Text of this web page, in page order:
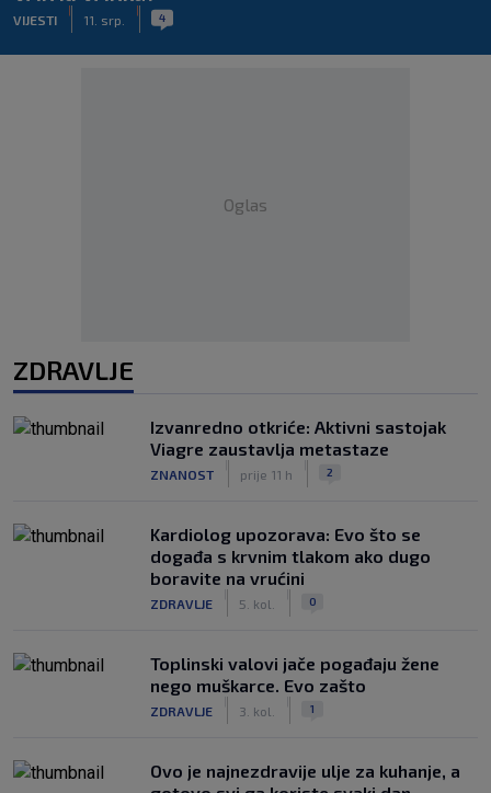
VIJESTI 11. srp. 4
Oglas
ZDRAVLJE
Izvanredno otkriće: Aktivni sastojak
Viagre zaustavlja metastaze
ZNANOST prije 11 h 2
Kardiolog upozorava: Evo što se
događa s krvnim tlakom ako dugo
boravite na vrućini
ZDRAVLJE 5. kol. 0
Toplinski valovi jače pogađaju žene
nego muškarce. Evo zašto
ZDRAVLJE 3. kol. 1
Ovo je najnezdravije ulje za kuhanje, a